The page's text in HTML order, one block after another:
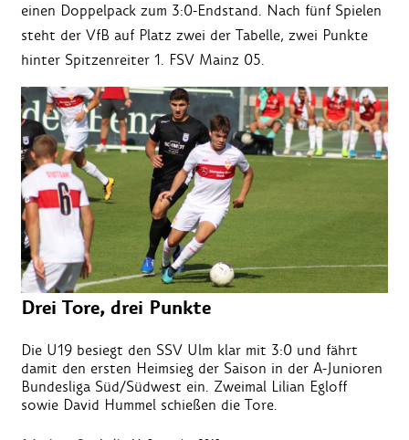
einen Doppelpack zum 3:0-Endstand. Nach fünf Spielen
steht der VfB auf Platz zwei der Tabelle, zwei Punkte
hinter Spitzenreiter 1. FSV Mainz 05.
Drei Tore, drei Punkte
Die U19 besiegt den SSV Ulm klar mit 3:0 und fährt
damit den ersten Heimsieg der Saison in der A-Junioren
Bundesliga Süd/Südwest ein. Zweimal Lilian Egloff
sowie David Hummel schießen die Tore.